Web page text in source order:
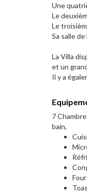
Une
Le
Le
Sa salle
La Villa
et un
Il y a
7
bain,
Four